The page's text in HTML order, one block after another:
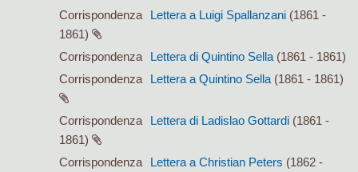
Corrispondenza
Lettera a Luigi Spallanzani (1861 -
1861)
Corrispondenza
Lettera di Quintino Sella (1861 - 1861)
Corrispondenza
Lettera a Quintino Sella (1861 - 1861)
Corrispondenza Lettera di Ladislao Gottardi (1861 -
1861)
Corrispondenza
Lettera a Christian Peters (1862 -